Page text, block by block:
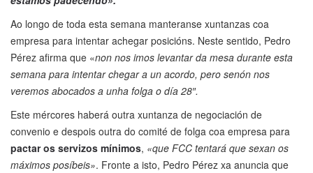
Ao longo de toda esta semana manteranse xuntanzas coa
empresa para intentar achegar posicións. Neste sentido, Pedro
Pérez afirma que «non nos imos levantar da mesa durante esta
semana para intentar chegar a un acordo, pero senón nos
veremos abocados a unha folga o día 28″.
Este mércores haberá outra xuntanza de negociación de
convenio e despois outra do comité de folga coa empresa para
pactar os servizos mínimos, «que FCC tentará que sexan os
máximos posíbeis». Fronte a isto, Pedro Pérez xa anuncia que